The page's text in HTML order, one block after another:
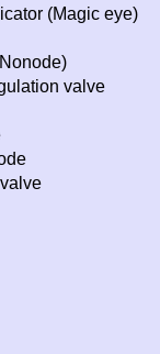
(Magic eye)
valve